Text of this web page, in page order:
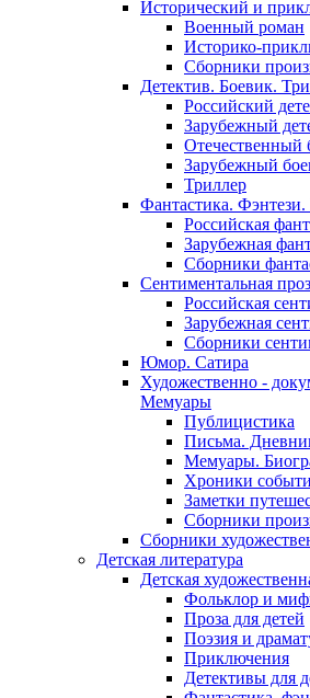
Исторический и
Военный роман
Историко-
Сборники
Детектив. Боевик.
Российский
Зарубежный
Отечественный
Зарубежный
Триллер
Фантастика.
Российская
Зарубежная
Сборники
Сентиментальная
Российская
Зарубежная
Сборники
Юмор. Сатира
Художественно -
Мемуары
Публицистика
Письма.
Мемуары.
Хроники
Заметки
Сборники
Сборники
Детская литература
Детская
Фольклор и
Проза для детей
Поэзия и
Приключения
Детективы для